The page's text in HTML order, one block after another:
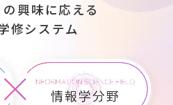
興味に応える
修システム